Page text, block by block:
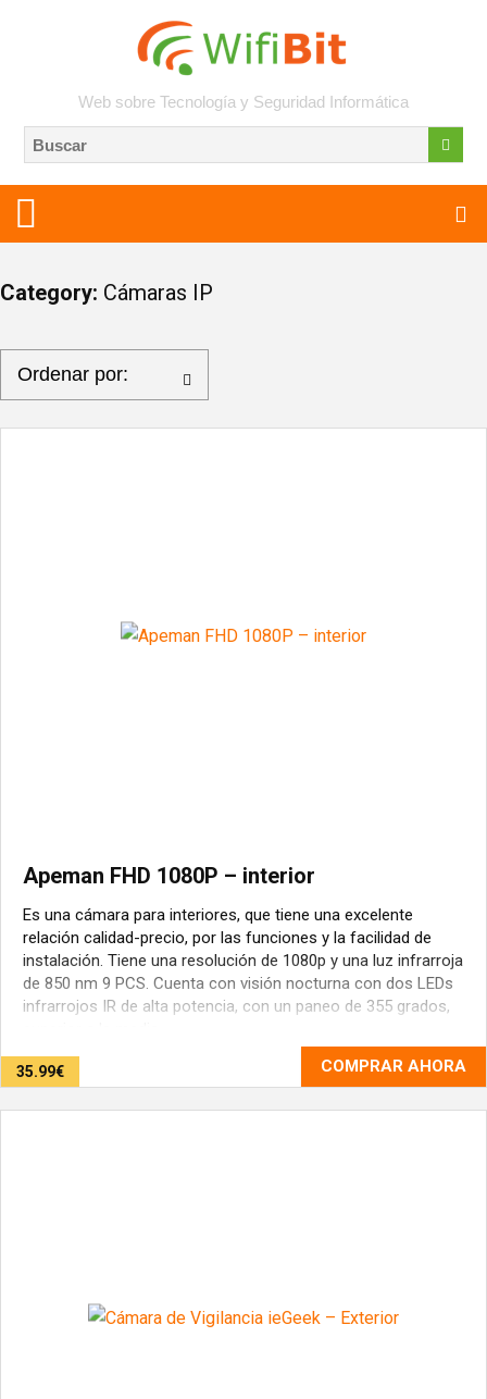
Web sobre Tecnología y Seguridad Informática
Category: Cámaras IP
Ordenar por:
Apeman FHD 1080P – interior
Es una cámara para interiores, que tiene una excelente
relación calidad-precio, por las funciones y la facilidad de
instalación. Tiene una resolución de 1080p y una luz infrarroja
de 850 nm 9 PCS. Cuenta con visión nocturna con dos LEDs
infrarrojos IR de alta potencia, con un paneo de 355 grados,
35.99€ COMPRAR AHORA